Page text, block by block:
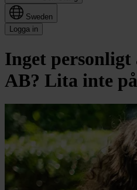
Sweden
Logga in
Inget personligt
AB? Lita inte